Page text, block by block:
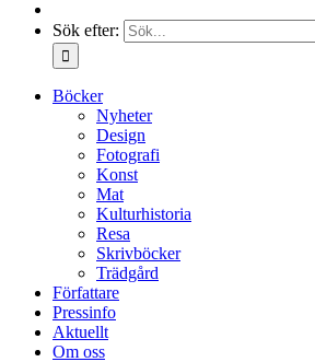
Sök efter:
Böcker
Nyheter
Design
Fotografi
Konst
Mat
Kulturhistoria
Resa
Skrivböcker
Trädgård
Författare
Pressinfo
Aktuellt
Om oss